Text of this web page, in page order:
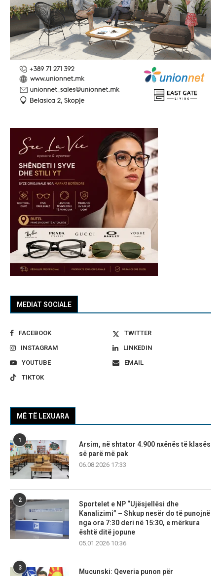
MEDIAT SOCIALE
FACEBOOK
TWITTER
INSTAGRAM
LINKEDIN
YOUTUBE
EMAIL
TIKTOK
MË TË LEXUARA
1
Arsim, në shtator 4.900 nxënës të klasës
së parë më pak
06.08.2026 17:33
2
Sportelet e NP “Ujësjellësi dhe
Kanalizimi” – Shkup nesër do të punojnë
nga ora 7:30 deri në 15:30, e mërkura
është ditë jopune
05.01.2026 10:36
3
Mucunski: Qeveria punon për